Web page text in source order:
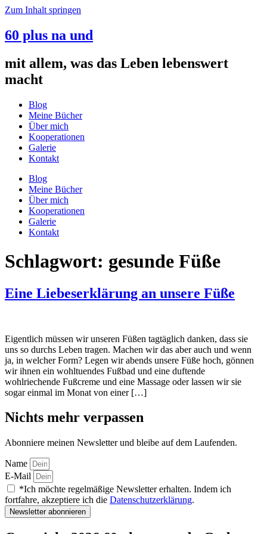
Zum Inhalt springen
60 plus na und
mit allem, was das Leben lebenswert
macht
Blog
Meine Bücher
Über mich
Kooperationen
Galerie
Kontakt
Blog
Meine Bücher
Über mich
Kooperationen
Galerie
Kontakt
Schlagwort: gesunde Füße
Eine Liebeserklärung an unsere Füße
Eigentlich müssen wir unseren Füßen tagtäglich danken, dass sie
uns so durchs Leben tragen. Machen wir das aber auch und wenn
ja, in welcher Form? Legen wir abends unsere Füße hoch, gönnen
wir ihnen ein wohltuendes Fußbad und eine duftende
wohlriechende Fußcreme und eine Massage oder lassen wir sie
sogar einmal im Monat von einer […]
Nichts mehr verpassen
Abonniere meinen Newsletter und bleibe auf dem Laufenden.
Name
E-Mail
*Ich möchte regelmäßige Newsletter erhalten. Indem ich
fortfahre, akzeptiere ich die Datenschutzerklärung.
Newsletter abonnieren